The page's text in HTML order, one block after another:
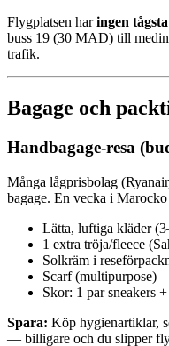
Flygplatsen haringen
buss 19 (30 MAD) till
trafik.
Bagage och
Handbagage-resa
Många lågprisbolag
bagage. En vecka i
Lätta, luftiga kläder
1 extra tröja/fleece
Solkräm i
Scarf (multipurpose)
Skor: 1 par sneakers
Spara: Köp hygienartiklar,
— billigare och du slipper